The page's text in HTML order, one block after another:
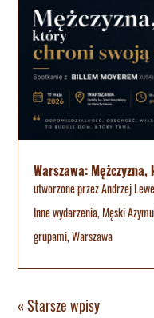
Warszawa:
utworzone przezAndrzej
Inne wydarzenia,Męski
grupami,Warszawa
« Starsze wpisy